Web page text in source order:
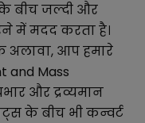
बीच जल्दी और
में मदद करता है।
अलावा, आप हमारे
and Mass
भार और द्रव्यमान
के बीच भी कन्वर्ट